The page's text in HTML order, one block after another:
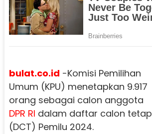
bulat.co.id -Komisi Pemilihan
Umum (KPU) menetapkan 9.917
orang sebagai calon anggota
DPR RI dalam daftar calon tetap
(DCT) Pemilu 2024.